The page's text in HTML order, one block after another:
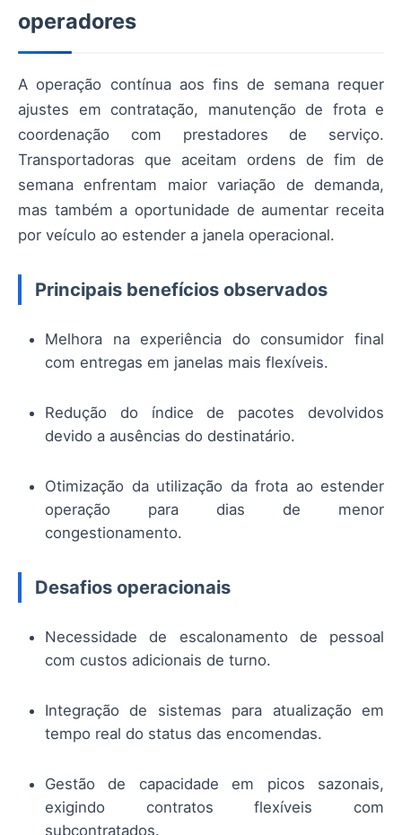
operadores
A operação contínua aos fins de semana requer
ajustes em contratação, manutenção de frota e
coordenação com prestadores de serviço.
Transportadoras que aceitam ordens de fim de
semana enfrentam maior variação de demanda,
mas também a oportunidade de aumentar receita
por veículo ao estender a janela operacional.
Principais benefícios observados
Melhora na experiência do consumidor final
com entregas em janelas mais flexíveis.
Redução do índice de pacotes devolvidos
devido a ausências do destinatário.
Otimização da utilização da frota ao estender
operação para dias de menor
congestionamento.
Desafios operacionais
Necessidade de escalonamento de pessoal
com custos adicionais de turno.
Integração de sistemas para atualização em
tempo real do status das encomendas.
Gestão de capacidade em picos sazonais,
exigindo contratos flexíveis com
subcontratados.